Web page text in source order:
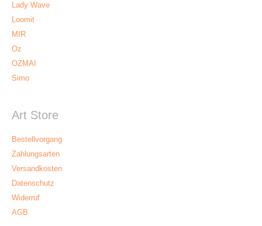
Lady Wave
Loomit
MIR
Oz
OZMAI
Simo
Art Store
Bestellvorgang
Zahlungsarten
Versandkosten
Datenschutz
Widerruf
AGB